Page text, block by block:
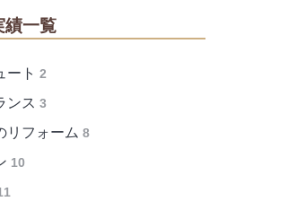
績一覧
ート 2
ンス 3
リフォーム 8
10